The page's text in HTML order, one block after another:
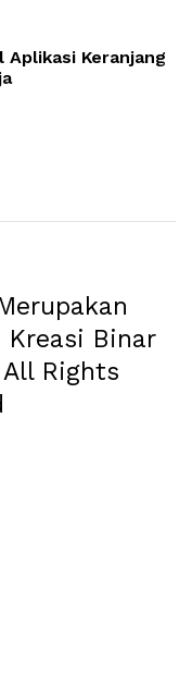
Aplikasi Keranjang
Kreasi Binar
Rights